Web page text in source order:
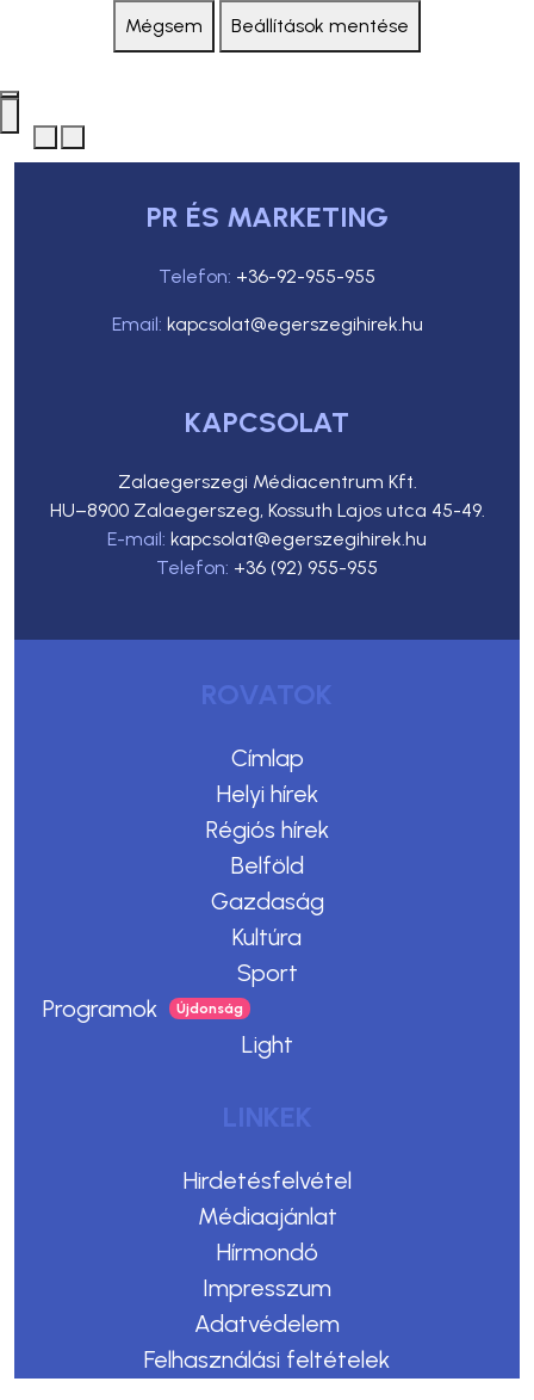
Mégsem Beállítások mentése
PR ÉS MARKETING
Telefon: +36-92-955-955
Email: kapcsolat@egerszegihirek.hu
KAPCSOLAT
Zalaegerszegi Médiacentrum Kft.
HU–8900 Zalaegerszeg, Kossuth Lajos utca 45-49.
E-mail: kapcsolat@egerszegihirek.hu
Telefon: +36 (92) 955-955
ROVATOK
Címlap
Helyi hírek
Régiós hírek
Belföld
Gazdaság
Kultúra
Sport
Programok
Light
LINKEK
Hirdetésfelvétel
Médiaajánlat
Hírmondó
Impresszum
Adatvédelem
Felhasználási feltételek